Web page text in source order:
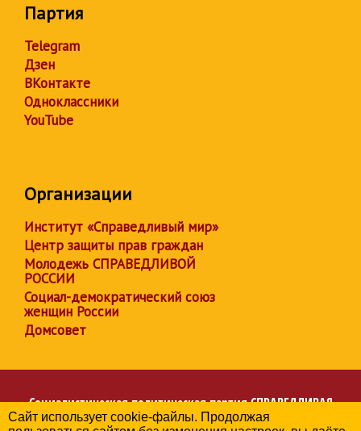
Партия
Telegram
Дзен
ВКонтакте
Одноклассники
YouTube
Организации
Институт «Справедливый мир»
Центр защиты прав граждан
Молодежь СПРАВЕДЛИВОЙ
РОССИИ
Социал-демократический союз
женщин России
Домсовет
Социалистическая политическая партияСПРАВЕДЛИВАЯ
РОССИЯ
Сайт использует cookie-файлы. Продолжая